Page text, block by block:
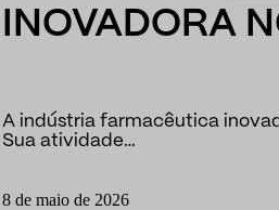
INOVADORA
A indústria farmacêutica
Sua atividade…
8 de maio de 2026